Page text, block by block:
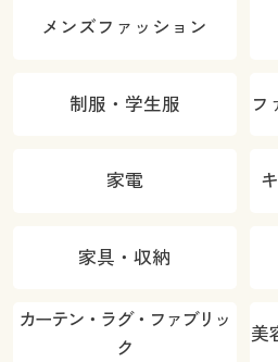
メンズファッション
制服・学生服 フ
家電
家具・収納
カーテン・ラグ・ファブリッ
ク
美